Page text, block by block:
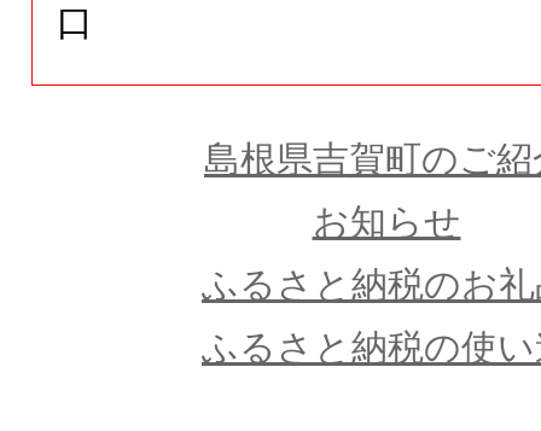
口
島根県吉賀町のご紹
お知らせ
ふるさと納税のお
ふるさと納税の使